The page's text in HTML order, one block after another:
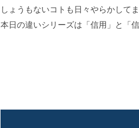
しょうもないコトも日々やらかして
本日の違いシリーズは「信用」と「信